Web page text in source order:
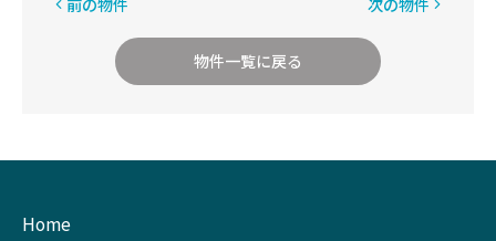
物件一覧に戻る
Home